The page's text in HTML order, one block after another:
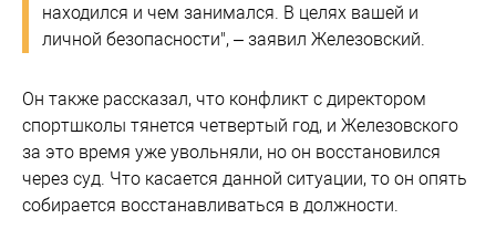
находился и чем занимался. В целях вашей и
личной безопасности", – заявил Железовский.
Он также рассказал, что конфликт с директором
спортшколы тянется четвертый год, и Железовского
за это время уже увольняли, но он восстановился
через суд. Что касается данной ситуации, то он опять
собирается восстанавливаться в должности.